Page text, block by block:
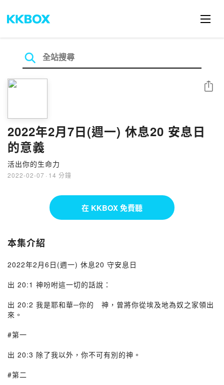
2022年2月7日(週一) 休息20 安息日
的意義
活出你的生命力
2022-02-07 · 14 分鐘
分享
在 KKBOX 免費聽
本集介紹
2022年2月6日(週一) 休息20 守安息日
出 20:1 神吩咐這一切的話說：
出 20:2 我是耶和華─你的 神，曾將你從埃及地為奴之家領出
來。
#第一
出 20:3 除了我以外，你不可有別的神。
#第二